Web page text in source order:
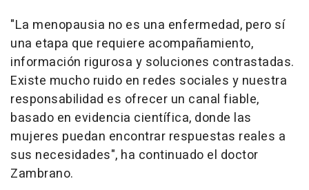
"La menopausia no es una enfermedad, pero sí
una etapa que requiere acompañamiento,
información rigurosa y soluciones contrastadas.
Existe mucho ruido en redes sociales y nuestra
responsabilidad es ofrecer un canal fiable,
basado en evidencia científica, donde las
mujeres puedan encontrar respuestas reales a
sus necesidades", ha continuado el doctor
Zambrano.